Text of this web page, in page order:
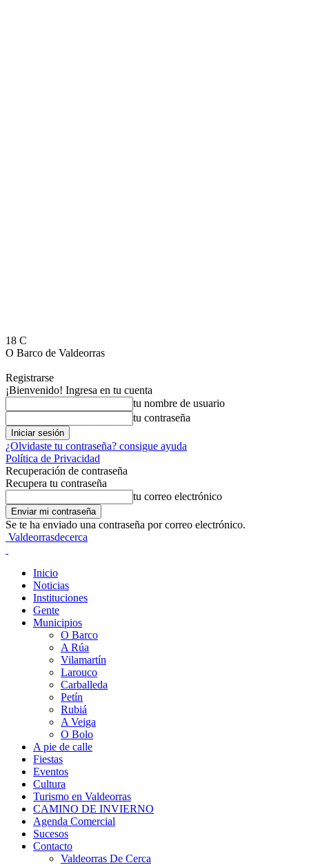
18 C
O Barco de Valdeorras
Registrarse
¡Bienvenido! Ingresa en tu cuenta
tu nombre de usuario
tu contraseña
¿Olvidaste tu contraseña? consigue ayuda
Política de Privacidad
Recuperación de contraseña
Recupera tu contraseña
tu correo electrónico
Se te ha enviado una contraseña por correo electrónico.
Valdeorrasdecerca
Inicio
Noticias
Instituciones
Gente
Municipios
O Barco
A Rúa
Vilamartín
Larouco
Carballeda
Petín
Rubiá
A Veiga
O Bolo
A pie de calle
Fiestas
Eventos
Cultura
Turismo en Valdeorras
CAMINO DE INVIERNO
Agenda Comercial
Sucesos
Contacto
Valdeorras De Cerca